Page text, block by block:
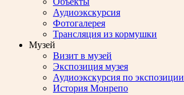
Аудиоэкскурсия
Фотогалерея
Трансляция из кормушки
Музей
Визит в музей
Экспозиция музея
Аудиоэкскурсия по экспозиции
История Монрепо